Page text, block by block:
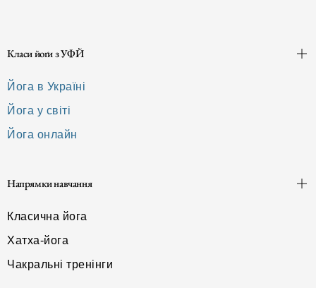
Класи йоґи з УФЙ
Йога в Україні
Йога у світі
Йога онлайн
Напрямки навчання
Класична йога
Хатха-йога
Чакральні тренінги